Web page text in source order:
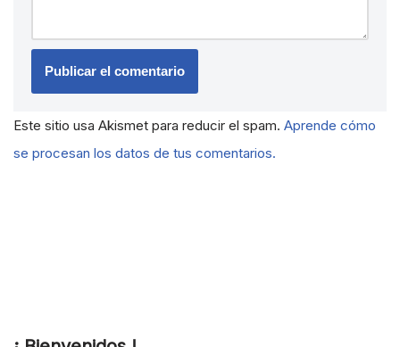
Este sitio usa Akismet para reducir el spam. Aprende cómo
se procesan los datos de tus comentarios.